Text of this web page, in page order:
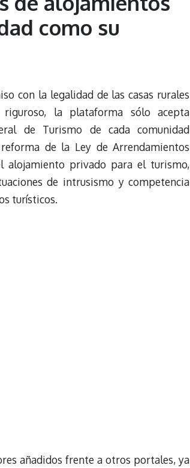
como su
con la legalidad de las casas rurales
la plataforma sólo acepta
de Turismo de cada comunidad
de la Ley de Arrendamientos
alojamiento privado para el turismo,
de intrusismo y competencia
turísticos.
añadidos frente a otros portales, ya